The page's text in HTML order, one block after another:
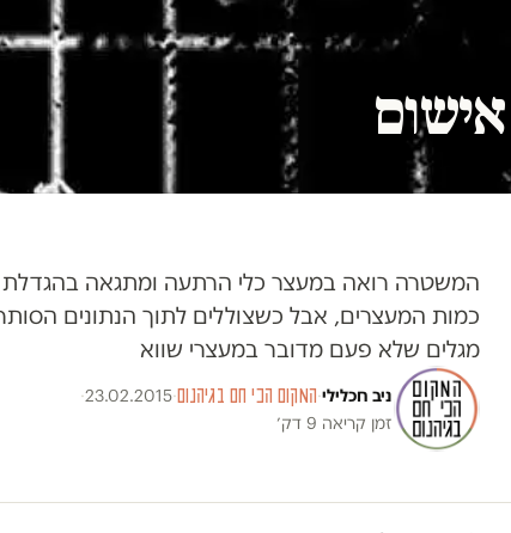
המשטרה רואה במעצר כלי הרתעה ומתגאה בהגדלת
כמות המעצרים, אבל כשצוללים לתוך הנתונים
מגלים שלא פעם מדובר במעצרי שווא
ניב חכלילי·המקום הכי חם בגיהנום·
23.02.2015
·
זמן קריאה 9 דק׳